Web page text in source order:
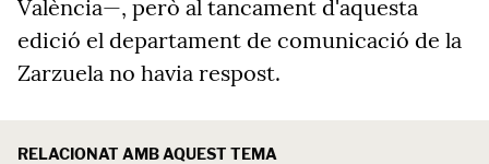
València—, però al tancament d'aquesta
edició el departament de comunicació de la
Zarzuela no havia respost.
RELACIONAT AMB AQUEST TEMA